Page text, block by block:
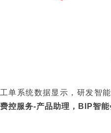
工单系统数据显示，研发智
费控服务-产品助理，BIP智